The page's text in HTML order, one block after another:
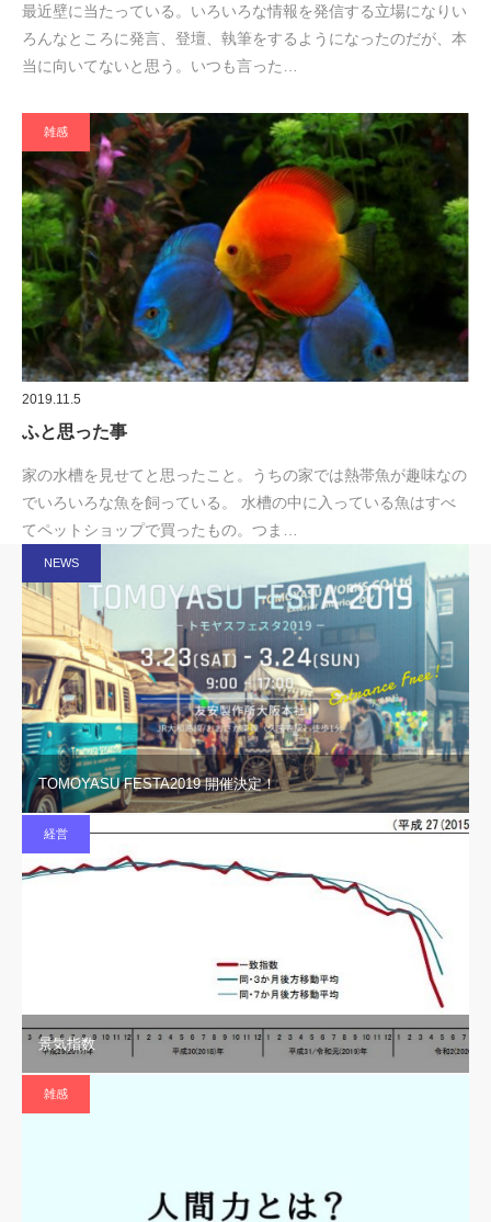
最近壁に当たっている。いろいろな情報を発信する立場になりい
ろんなところに発言、登壇、執筆をするようになったのだが、本
当に向いてないと思う。いつも言った…
雑感
2019.11.5
ふと思った事
家の水槽を見せてと思ったこと。うちの家では熱帯魚が趣味なの
でいろいろな魚を飼っている。 水槽の中に入っている魚はすべ
てペットショップで買ったもの。つま…
NEWS
TOMOYASU FESTA2019 開催決定！
経営
景気指数
雑感